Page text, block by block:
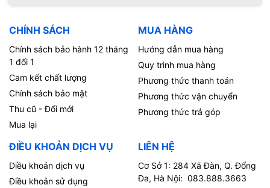
CHÍNH SÁCH
Chính sách bảo hành 12 tháng
1 đổi 1
Cam kết chất lượng
Chính sách bảo mật
Thu cũ - Đổi mới
Mua lại
MUA HÀNG
Hướng dẫn mua hàng
Quy trình mua hàng
Phương thức thanh toán
Phương thức vận chuyển
Phương thức trả góp
ĐIỀU KHOẢN DỊCH VỤ
Diều khoản dịch vụ
Điều khoản sử dụng
LIÊN HỆ
Cơ Sở 1: 284 Xã Đàn, Q. Đống
Đa, Hà Nội: 083.888.3663